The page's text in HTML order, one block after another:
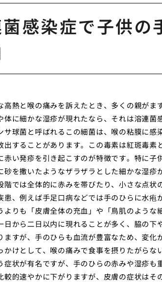
感染症で子供の
高熱と喉の痛みを訴えたとき、多くの親が
体に細かな湿疹が現れたなら、それは溶連
サ球菌と呼ばれるこの細菌は、喉の粘膜に
出することがあります。この毒素は紅斑毒
赤い発疹を引き起こすのが特徴です。特に
砂を撒いたようなザラザラとした細かな湿
階では全体的に赤みを帯びたり、小さな点
患、例えば手足口病などでは手のひらに水
よりも「皮膚全体の充血」や「鳥肌のよう
日から二日以内に現れることが多く、脇の
ますが、手のひらも血流が豊富なため、変
かけとして、喉の痛みで食事を摂りたがら
症状が有名ですが、手のひらの赤みや湿疹
較的速やかに下がりますが、皮膚の症状はそ